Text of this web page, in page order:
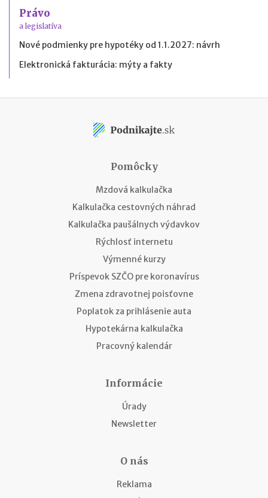
Právo
a legislatíva
Nové podmienky pre hypotéky od 1.1.2027: návrh
Elektronická fakturácia: mýty a fakty
Pomôcky
Mzdová kalkulačka
Kalkulačka cestovných náhrad
Kalkulačka paušálnych výdavkov
Rýchlosť internetu
Výmenné kurzy
Príspevok SZČO pre koronavírus
Zmena zdravotnej poisťovne
Poplatok za prihlásenie auta
Hypotekárna kalkulačka
Pracovný kalendár
Informácie
Úrady
Newsletter
O nás
Reklama